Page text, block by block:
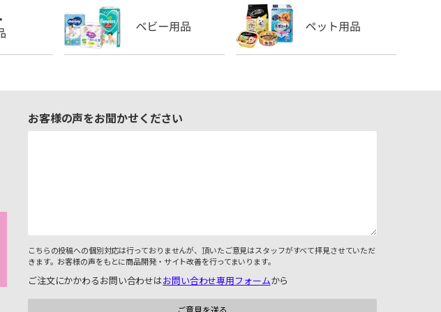
お客様の声をお聞かせください
こちらの投稿への個別対応は行っておりませんが、頂いたご意見はスタッフがすべて拝見させていただ
きます。お客様の声をもとに商品開発・サイト改善を行ってまいります。
ご注文にかかわるお問い合わせはお問い合わせ専用フォームから